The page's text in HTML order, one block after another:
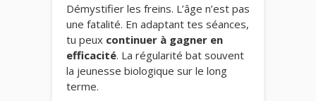
Démystifier les freins. L’âge n’est pas
une fatalité. En adaptant tes séances,
tu peux continuer à gagner en
efficacité. La régularité bat souvent
la jeunesse biologique sur le long
terme.